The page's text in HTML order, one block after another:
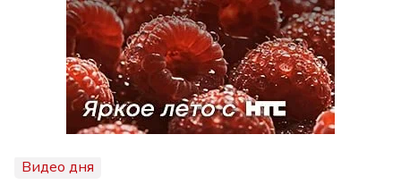
Видео дня